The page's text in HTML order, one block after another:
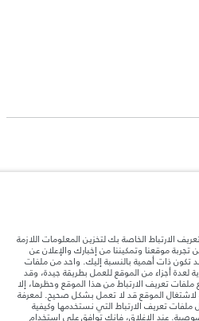
القياسية. سوف تؤثر الإكسسوارات وغيرها من
تأكد من عدم تجاوز الوزن الإجمالي للسيارة
المذكورة على هذا الموقع قد تختلف من بلد إلى
التواصل مع وكيلنا المحلي للتأكد من توفّرها
إن النقص العالمي في أشباه الموصلات يؤثر حاليًا
الارتباط الخاصة بك لتخزين المعلومات اللازمة
موقعنا وتمكيننا من إخبارك والإعلان عن
قد تكون ذات أهمية بالنسبة إليك. واحد من ملفات
لعدة أجزاء من الموقع للعمل بطريقة جيدة، وقد
تعريف الارتباط من هذا الموقع وحظرها، إلا
لاشتغال الموقع قد لا تعمل بشكل صحيح. لمعرفة
ملفات تعريف الارتباط التي نستخدمها وكيفية
. عند الإغلاق، فإنك توافق على استخدام